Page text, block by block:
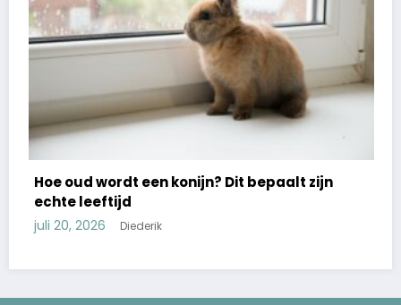
Hoe oud wordt een konijn? Dit bepaalt zijn
echte leeftijd
juli 20, 2026 Diederik